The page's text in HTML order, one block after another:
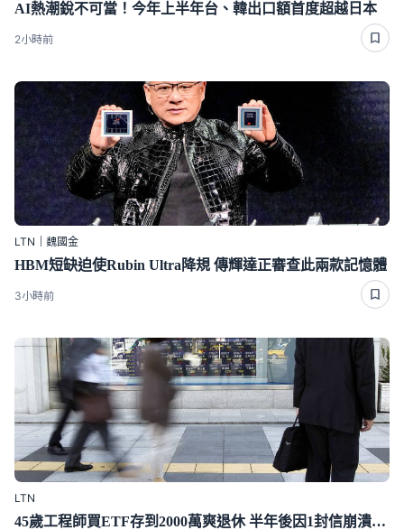
AI熱潮銳不可當！今年上半年台、韓出口額首度超越日本
2小時前
LTN｜魏國金
HBM短缺迫使Rubin Ultra降規 傳輝達正審查此兩款記憶體
3小時前
LTN
45歲工程師買ETF存到2000萬爽退休 半年後因1封信崩潰重回職場